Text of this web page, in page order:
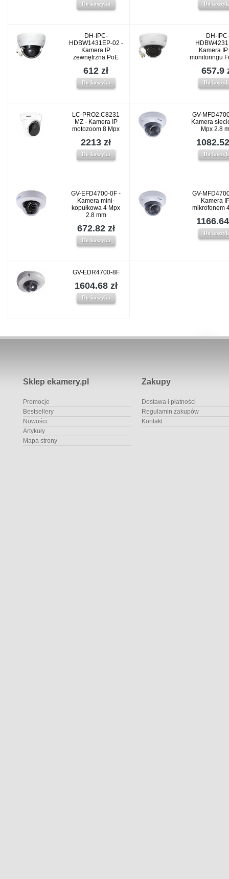
Do koszyka Do
DH-IPC-
HDBW1431EP-02 -
Kamera IP
zewnętrzna PoE
612 zł
Do koszyka
DH-IPC-
Kamera
monitoringu
657.9
Do
LC-PRO2.C8231
MZ - Kamera IP
motozoom 8 Mpx
2213 zł
Do koszyka
GV-
Kamera
Mpx 2.8
Do
GV-EFD4700-0F -
Kamera mini-
kopułkowa 4 Mpx
2.8 mm
672.82 zł
Do koszyka
GV-
Kamera
mikrofonem
Do
GV-EDR4700-8F
1604.68 zł
Do koszyka
Sklep ekamery.pl
Promocje
Bestsellery
Nowości
Artykuły
Mapa strony
Zakupy
Dostawa i płatności
Regulamin zakupów
Kontakt